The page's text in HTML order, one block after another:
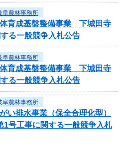
阜農林事務所
体育成基盤整備事業 下城田寺
る一般競争入札公告
阜農林事務所
体育成基盤整備事業 下城田寺
る一般競争入札公告
阜農林事務所
い排水事業（保全合理化型）
1号工事に関する一般競争入札